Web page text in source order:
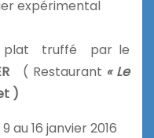
expérimental
plat truffé par le
( Restaurant « Le
)
au 16 janvier 2016